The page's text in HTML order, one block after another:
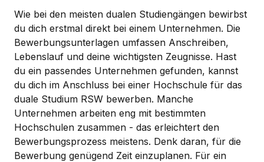
Wie bei den meisten dualen Studiengängen bewirbst
du dich erstmal direkt bei einem Unternehmen. Die
Bewerbungsunterlagen umfassen Anschreiben,
Lebenslauf und deine wichtigsten Zeugnisse. Hast
du ein passendes Unternehmen gefunden, kannst
du dich im Anschluss bei einer Hochschule für das
duale Studium RSW bewerben. Manche
Unternehmen arbeiten eng mit bestimmten
Hochschulen zusammen - das erleichtert den
Bewerbungsprozess meistens. Denk daran, für die
Bewerbung genügend Zeit einzuplanen. Für ein